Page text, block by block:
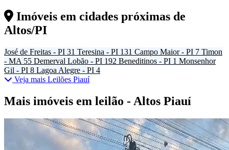
Imóveis em cidades próximas de
Altos/PI
José de Freitas - PI 31 Teresina - PI 131 Campo Maior - PI 7 Timon
- MA 55 Demerval Lobão - PI 192 Beneditinos - PI 1 Monsenhor
Gil - PI 8 Lagoa Alegre - PI 4
Veja mais Leilões Piauí
Mais imóveis em leilão - Altos Piauí